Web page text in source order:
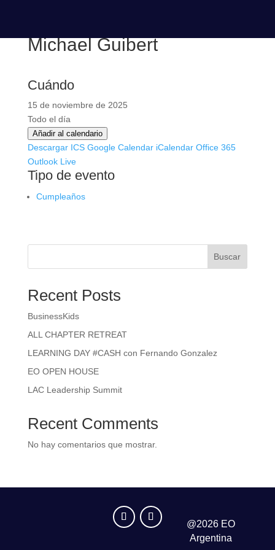
Michael Guibert
Cuándo
15 de noviembre de 2025
Todo el día
Añadir al calendario
Descargar ICS Google Calendar iCalendar Office 365
Outlook Live
Tipo de evento
Cumpleaños
Buscar
Recent Posts
BusinessKids
ALL CHAPTER RETREAT
LEARNING DAY #CASH con Fernando Gonzalez
EO OPEN HOUSE
LAC Leadership Summit
Recent Comments
No hay comentarios que mostrar.
@2026 EO
Argentina